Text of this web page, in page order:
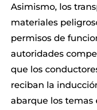
Asimismo, los
materiales
permisos de
autoridades
que los
reciban la
abarque los temas